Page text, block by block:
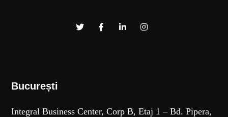
București​
Integral Business Center, Corp B, Etaj 1 – Bd. Pipera,